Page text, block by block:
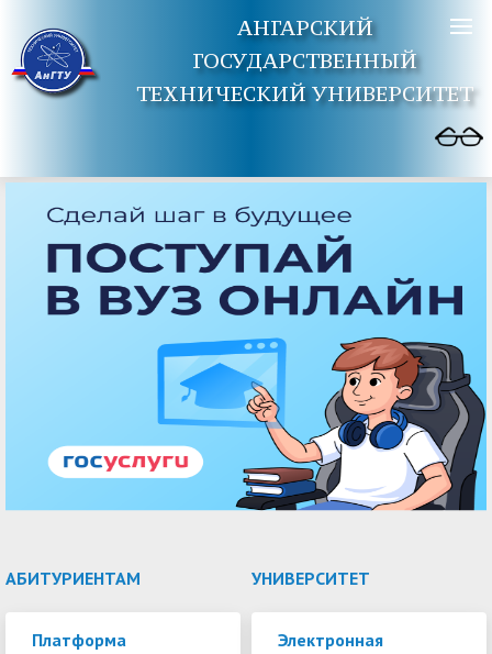
АНГАРСКИЙ
ГОСУДАРСТВЕННЫЙ
ТЕХНИЧЕСКИЙ УНИВЕРСИТЕТ
АБИТУРИЕНТАМ
Платформа
УНИВЕРСИТЕТ
Электронная